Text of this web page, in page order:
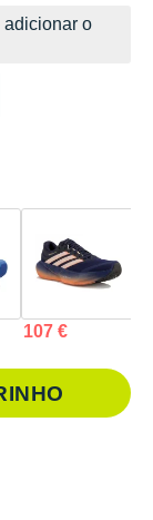
adicionar o
107 €